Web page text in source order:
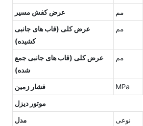
عرض کفش مسیر
مم
عرض کلی (قاب های جانبی
کشیده)
مم
عرض کلی (قاب های جانبی جمع
شده)
مم
فشار زمین MPa
موتور دیزل
مدل
نوعی